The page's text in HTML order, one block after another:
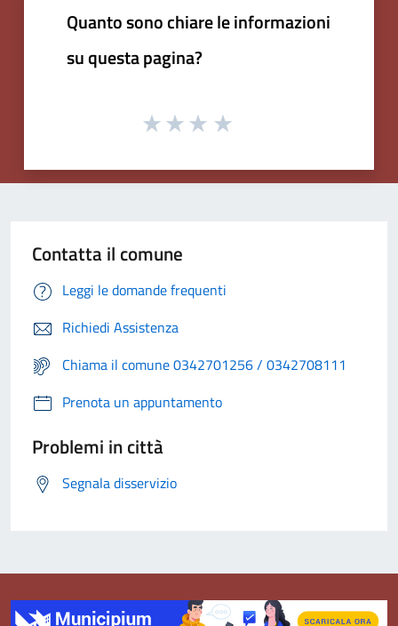
Quanto sono chiare le informazioni
su questa pagina?
Contatta il comune
Leggi le domande frequenti
Richiedi Assistenza
Chiama il comune 0342701256 / 0342708111
Prenota un appuntamento
Problemi in città
Segnala disservizio